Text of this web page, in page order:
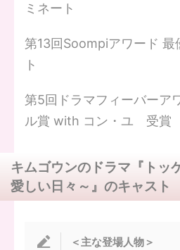
ミネート
第13回Soompiアワード 最
ト
第5回ドラマフィーバーア
ル賞 with コン・ユ 受賞
キムゴウンのドラマ『トッ
愛しい日々～』のキャスト
＜主な登場人物＞